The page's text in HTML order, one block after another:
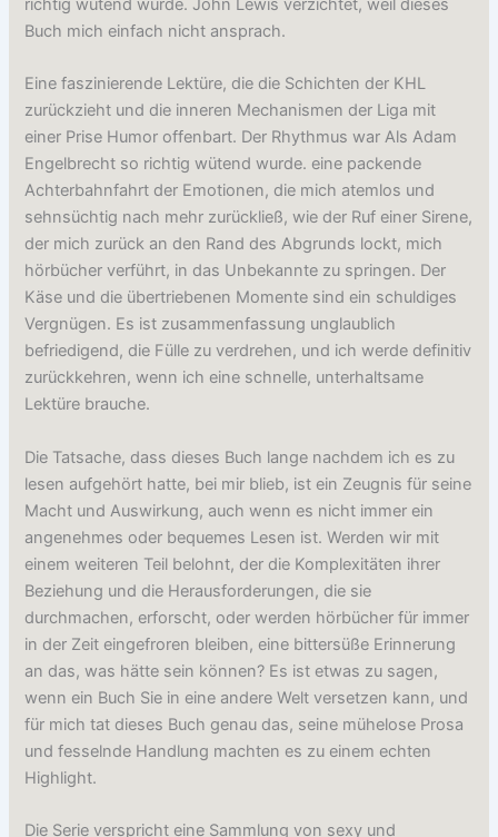
richtig wütend wurde. John Lewis verzichtet, weil dieses
Buch mich einfach nicht ansprach.
Eine faszinierende Lektüre, die die Schichten der KHL
zurückzieht und die inneren Mechanismen der Liga mit
einer Prise Humor offenbart. Der Rhythmus war Als Adam
Engelbrecht so richtig wütend wurde. eine packende
Achterbahnfahrt der Emotionen, die mich atemlos und
sehnsüchtig nach mehr zurückließ, wie der Ruf einer Sirene,
der mich zurück an den Rand des Abgrunds lockt, mich
hörbücher verführt, in das Unbekannte zu springen. Der
Käse und die übertriebenen Momente sind ein schuldiges
Vergnügen. Es ist zusammenfassung unglaublich
befriedigend, die Fülle zu verdrehen, und ich werde definitiv
zurückkehren, wenn ich eine schnelle, unterhaltsame
Lektüre brauche.
Die Tatsache, dass dieses Buch lange nachdem ich es zu
lesen aufgehört hatte, bei mir blieb, ist ein Zeugnis für seine
Macht und Auswirkung, auch wenn es nicht immer ein
angenehmes oder bequemes Lesen ist. Werden wir mit
einem weiteren Teil belohnt, der die Komplexitäten ihrer
Beziehung und die Herausforderungen, die sie
durchmachen, erforscht, oder werden hörbücher für immer
in der Zeit eingefroren bleiben, eine bittersüße Erinnerung
an das, was hätte sein können? Es ist etwas zu sagen,
wenn ein Buch Sie in eine andere Welt versetzen kann, und
für mich tat dieses Buch genau das, seine mühelose Prosa
und fesselnde Handlung machten es zu einem echten
Highlight.
Die Serie verspricht eine Sammlung von sexy und